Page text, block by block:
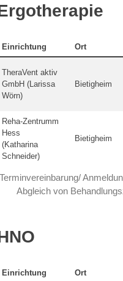
Einrichtung Ort
TheraVent aktiv
GmbH (Larissa
Wörn)
Bietigheim
Reha-Zentrumm
Hess
(Katharina
Schneider)
Bietigheim
Terminvereinbarung/
Abgleich von
Einrichtung Ort